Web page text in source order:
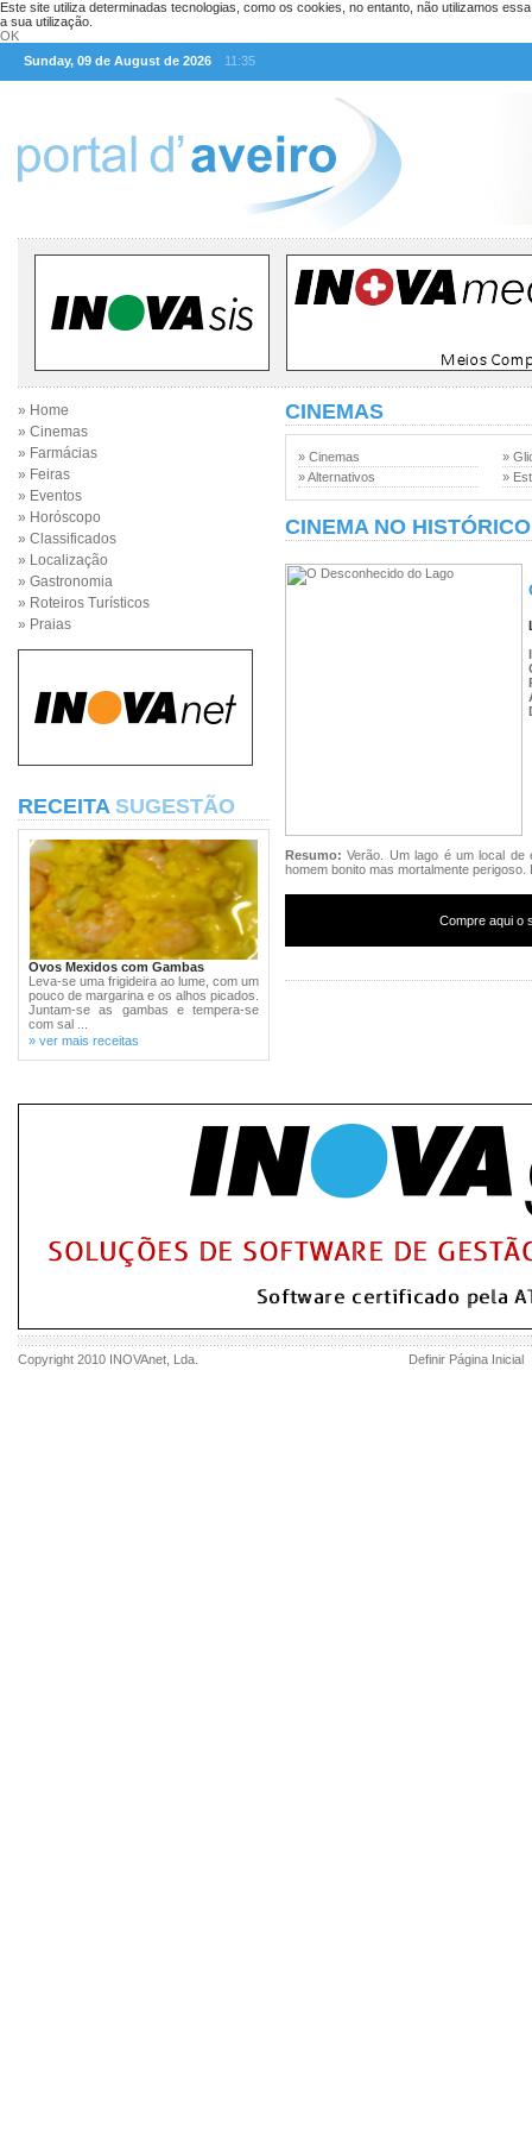
Este site utiliza determinadas tecnologias, como os cookies, no entanto, não utilizamos
a sua utilização.
OK
Sunday, 09 de August de 2026
11:35
» Home
» Cinemas
» Farmácias
» Feiras
» Eventos
» Horóscopo
» Classificados
» Localização
» Gastronomia
» Roteiros Turísticos
» Praias
RECEITA SUGESTÃO
Ovos Mexidos com Gambas
Leva-se uma frigideira ao lume, com um
pouco de margarina e os alhos picados.
Juntam-se as gambas e tempera-se
com sal ...
» ver mais receitas
CINEMAS
» Cinemas
» Alternativos
»
»
CINEMA NO HISTÓRICO
Resumo:Verão. Um lago é um local de
homem bonito mas mortalmente
Compre aqui o
Copyright 2010 INOVAnet , Lda. Definir Página Inicial